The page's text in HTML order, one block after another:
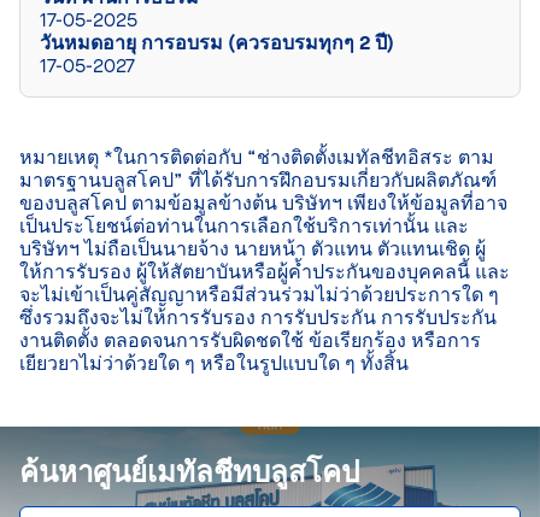
17-05-2025
วันหมดอายุ การอบรม (ควรอบรมทุกๆ 2 ปี)
17-05-2027
หมายเหตุ *ในการติดต่อกับ “ช่างติดตั้งเมทัลชีทอิสระ ตาม
มาตรฐานบลูสโคป” ที่ได้รับการฝึกอบรมเกี่ยวกับผลิตภัณฑ์
ของบลูสโคป ตามข้อมูลข้างต้น บริษัทฯ เพียงให้ข้อมูลที่อาจ
เป็นประโยชน์ต่อท่านในการเลือกใช้บริการเท่านั้น และ
บริษัทฯ ไม่ถือเป็นนายจ้าง นายหน้า ตัวแทน ตัวแทนเชิด ผู้
ให้การรับรอง ผู้ให้สัตยาบันหรือผู้ค้ำประกันของบุคคลนี้ และ
จะไม่เข้าเป็นคู่สัญญาหรือมีส่วนร่วมไม่ว่าด้วยประการใด ๆ
ซึ่งรวมถึงจะไม่ให้การรับรอง การรับประกัน การรับประกัน
งานติดตั้ง ตลอดจนการรับผิดชดใช้ ข้อเรียกร้อง หรือการ
เยียวยาไม่ว่าด้วยใด ๆ หรือในรูปแบบใด ๆ ทั้งสิ้น
ค้นหาศูนย์เมทัลชีทบลูสโคป